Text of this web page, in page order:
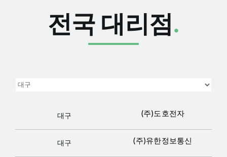
전국 대리점.
대구 (주)도호전자
대구 (주)유한정보통신